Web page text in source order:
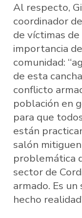
Al respecto,
coordinador
de víctimas
importancia
comunidad:
de esta
conflicto
población en
para que
están
salón
problemática
sector de
armado. Es
hecho